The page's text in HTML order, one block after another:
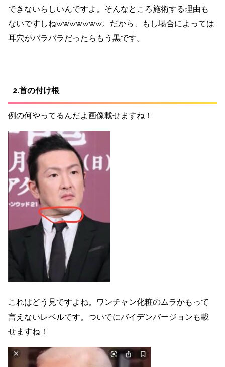
できないらしいんですよ。そんなところ施術する理由も
ないですしねwwwwwww。だから、もし場合によっては
耳穴がバラバラだったらもう黒です。
2.首の付け根
例の何やってるんだよ画像載せますね！
これはどう見ですよね。ワンチャン化粧のムラかもって
言えないレベルです。ついでにバイデンバージョンも載
せますね！